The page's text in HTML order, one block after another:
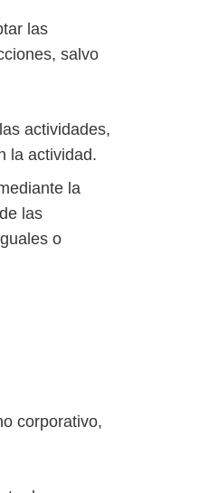
las
salvo
actividades,
la actividad.
la
las
o
corporativo,